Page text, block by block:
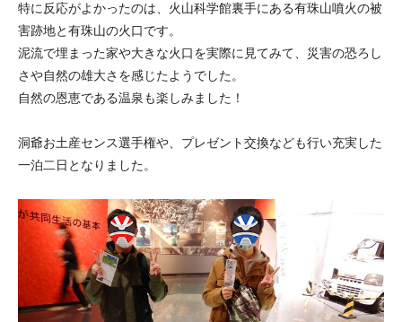
特に反応がよかったのは、火山科学館裏手にある有珠山噴火の被
害跡地と有珠山の火口です。
泥流で埋まった家や大きな火口を実際に見てみて、災害の恐ろし
さや自然の雄大さを感じたようでした。
自然の恩恵である温泉も楽しみました！
洞爺お土産センス選手権や、プレゼント交換なども行い充実した
一泊二日となりました。